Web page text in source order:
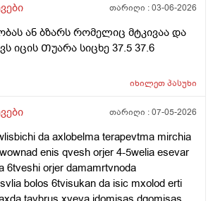
ადგილას განავლის რაგაცები იყო
რავი და ესე მარტო
? ანრატოხდება ესე და ამ
ესე ან როგორ მოვიქცე ეს 3-4
მიᲗხარიᲗ (ბიᲭი ვარ )
, ტოქსივენოლო, ბიენზა, კალციუმი,
თარიღი :03-06-2026
ან ბზარს რომელიც მტკივაა და
იცის Თუარა სიცხე 37.5 37.6
იხილეთპასუხი
თარიღი :07-05-2026
da axlobelma terapevtma mirchia
enis qvesh orjer 4-5welia esevar
6tveshi orjer damamrtvnoda
bolos 6tvisukan da isic mxolod erti